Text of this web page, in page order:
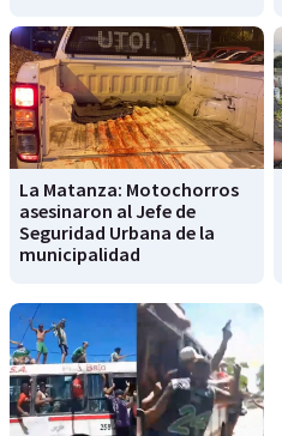
La Matanza: Motochorros
asesinaron al Jefe de
Seguridad Urbana de la
municipalidad